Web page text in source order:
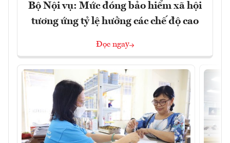
Bộ Nội vụ: Mức đóng bảo hiểm xã hội
tương ứng tỷ lệ hưởng các chế độ cao
Đọc ngay